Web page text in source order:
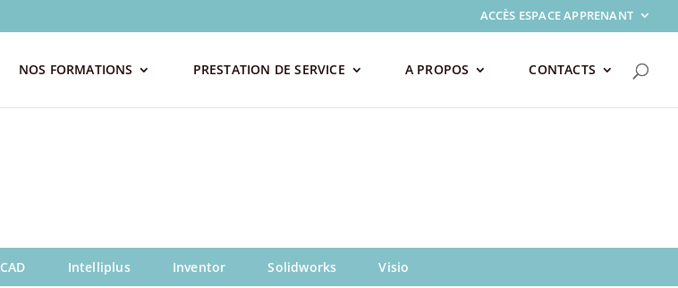
ACCÈS ESPACE APPRENANT
NOS FORMATIONS PRESTATION DE SERVICE A PROPOS CONTACTS
Intelliplus Inventor Solidworks Visio